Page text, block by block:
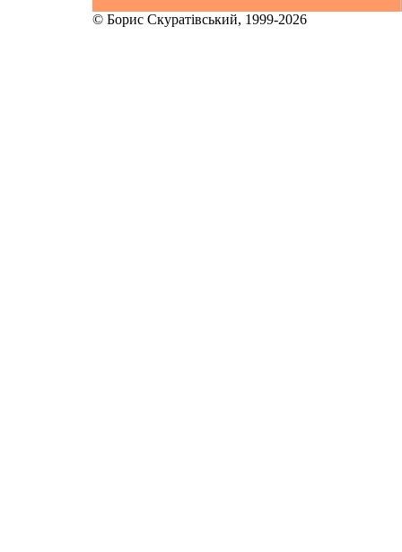
© Борис Скуратівський, 1999-2026